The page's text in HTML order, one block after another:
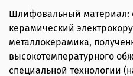
Шлифовальный материал:
керамический
металлокерамика,
высокотемпературного
специальной технологии